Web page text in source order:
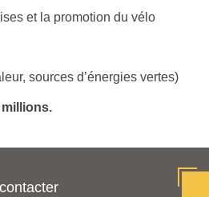
et la promotion du vélo
sources d’énergies vertes)